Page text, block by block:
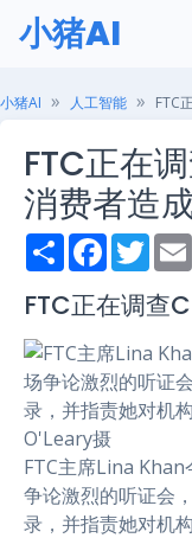
小猪AI
小猪AI 人工智能 FTC
FTC正在
消费者造
S
h
r
e
F
a
e
b
o
k
T
w
t
t
r
FTC正在调查
FTC主席Lina
争论激烈的听证会
录，并指责她对机